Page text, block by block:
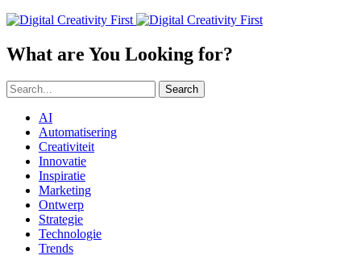
What are You Looking for?
Search
AI
Automatisering
Creativiteit
Innovatie
Inspiratie
Marketing
Ontwerp
Strategie
Technologie
Trends